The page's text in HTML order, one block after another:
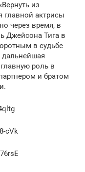
из
главной актрисы
через время, в
Джейсона Тига в
в судьбе
дальнейшая
роль в
и братом
cVk